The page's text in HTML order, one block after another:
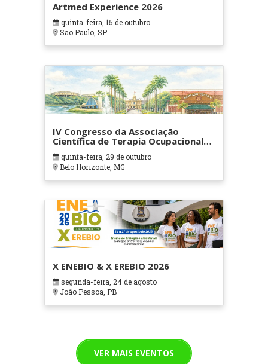
Artmed Experience 2026
quinta-feira, 15 de outubro
Sao Paulo, SP
IV Congresso da Associação
Científica de Terapia Ocupacional
em Contextos Hospitalares e
Cuidados Paliativos - ATOHOSP
quinta-feira, 29 de outubro
Belo Horizonte, MG
X ENEBIO & X EREBIO 2026
segunda-feira, 24 de agosto
João Pessoa, PB
VER MAIS EVENTOS